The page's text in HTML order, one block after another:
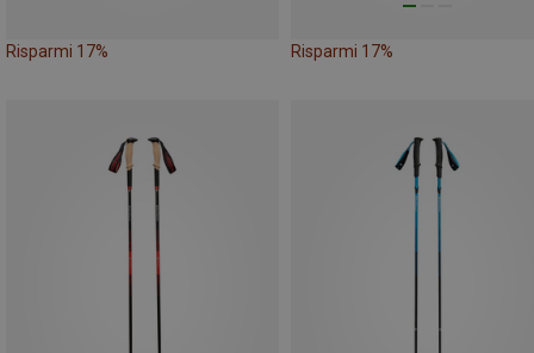
Risparmi 17% Risparmi 17%